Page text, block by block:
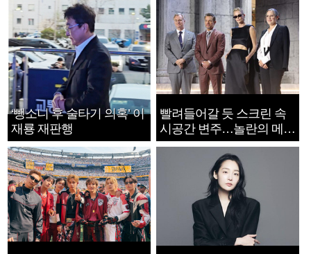
‘뺑소니 후 술타기 의혹’ 이
재룡 재판행
빨려들어갈 듯 스크린 속
시공간 변주…놀란의 메시
지는 ‘전쟁 속죄’